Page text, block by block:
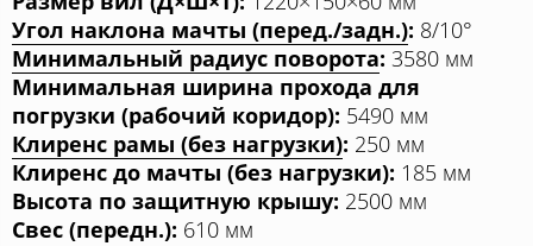
Угол наклона мачты (перед./задн.): 8/10°
Минимальный радиус поворота: 3580 мм
Минимальная ширина прохода для
погрузки (рабочий коридор): 5490 мм
Клиренс рамы (без нагрузки): 250 мм
Клиренс до мачты (без нагрузки): 185 мм
Высота по защитную крышу: 2500 мм
Свес (передн.): 610 мм